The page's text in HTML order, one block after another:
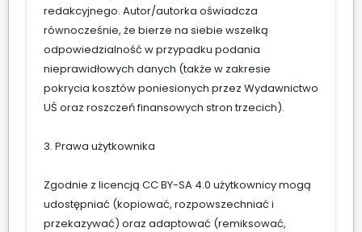
redakcyjnego. Autor/autorka oświadcza
równocześnie, że bierze na siebie wszelką
odpowiedzialność w przypadku podania
nieprawidłowych danych (także w zakresie
pokrycia kosztów poniesionych przez Wydawnictwo
UŚ oraz roszczeń finansowych stron trzecich).
3. Prawa użytkownika
Zgodnie z licencją CC BY-SA 4.0 użytkownicy mogą
udostępniać (kopiować, rozpowszechniać i
przekazywać) oraz adaptować (remiksować,